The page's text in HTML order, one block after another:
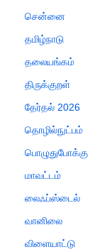
சென்னை
தமிழ்நாடு
தலையங்கம்
திருக்குறள்
தேர்தல் 2026
தொழில்நுட்பம்
பொழுதுபோக்கு
மாவட்டம்
லைஃப்ஸ்டைல்
வானிலை
விளையாட்டு